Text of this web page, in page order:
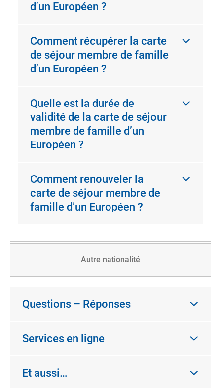
d’un Européen ?
Comment récupérer la carte
de séjour membre de famille
d’un Européen ?
Quelle est la durée de
validité de la carte de séjour
membre de famille d’un
Européen ?
Comment renouveler la
carte de séjour membre de
famille d’un Européen ?
Autre nationalité
Questions – Réponses
Services en ligne
Et aussi…